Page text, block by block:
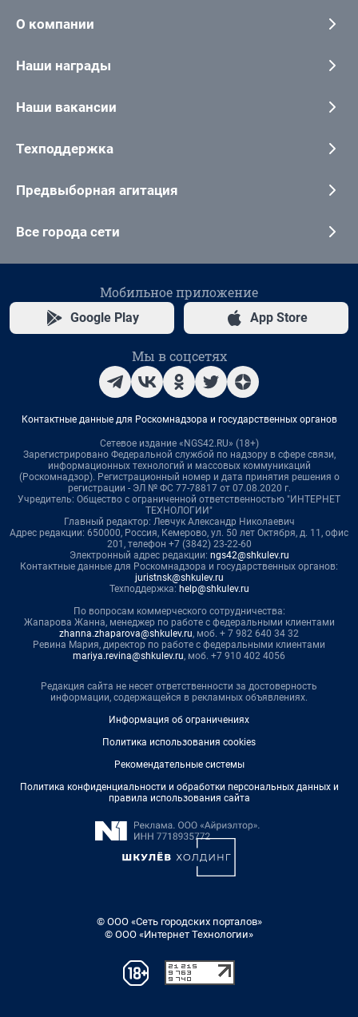
О компании
Наши награды
Наши вакансии
Техподдержка
Предвыборная агитация
Все города сети
Мобильное приложение
Google Play App Store
Мы в соцсетях
Контактные данные для Роскомнадзора и государственных органов
Сетевое издание «NGS42.RU» (18+)
Зарегистрировано Федеральной службой по надзору в сфере связи,
информационных технологий и массовых коммуникаций
(Роскомнадзор). Регистрационный номер и дата принятия решения о
регистрации - ЭЛ № ФС 77-78817 от 07.08.2020 г.
Учредитель: Общество с ограниченной ответственностью "ИНТЕРНЕТ
ТЕХНОЛОГИИ"
Главный редактор: Левчук Александр Николаевич
Адрес редакции: 650000, Россия, Кемерово, ул. 50 лет Октября, д. 11, офис
201, телефон +7 (3842) 23-22-60
Электронный адрес редакции: ngs42@shkulev.ru
Контактные данные для Роскомнадзора и государственных органов:
juristnsk@shkulev.ru
Техподдержка: help@shkulev.ru
По вопросам коммерческого сотрудничества:
Жапарова Жанна, менеджер по работе с федеральными клиентами
zhanna.zhaparova@shkulev.ru, моб. + 7 982 640 34 32
Ревина Мария, директор по работе с федеральными клиентами
mariya.revina@shkulev.ru, моб. +7 910 402 4056
Редакция сайта не несет ответственности за достоверность
информации, содержащейся в рекламных объявлениях.
Информация об ограничениях
Политика использования cookies
Рекомендательные системы
Политика конфиденциальности и обработки персональных данных и
правила использования сайта
© ООО «Сеть городских порталов»
© ООО «Интернет Технологии»